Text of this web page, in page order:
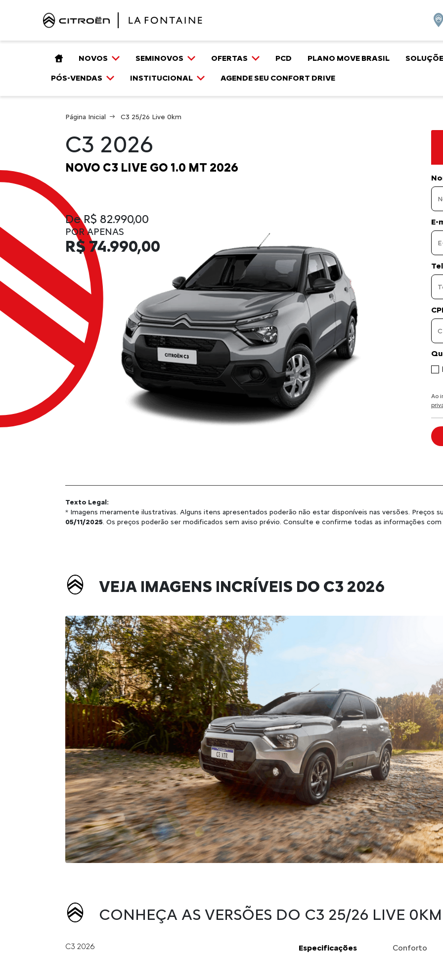
NOVOS SEMINOVOS OFERTAS PCD PLANO MOVE BRASIL
PÓS-VENDAS INSTITUCIONAL AGENDE SEU CONFORT DRIVE
Página Inicial C3 25/26 Live 0km
C3 2026
NOVO C3 LIVE GO 1.0 MT 2026
De R$ 82.990,00
POR APENAS
R$ 74.990,00
E-
Ao
Texto Legal:
* Imagens meramente ilustrativas. Alguns itens apresentados poderão não estar disponíveis nas versões. Preços
05/11/2025. Os preços poderão ser modificados sem aviso prévio. Consulte e confirme todas as informações
VEJA IMAGENS INCRÍVEIS DO C3 2026
CONHEÇA AS VERSÕES DO C3 25/26 LIVE 0KM
C3 2026 Especificações Conforto